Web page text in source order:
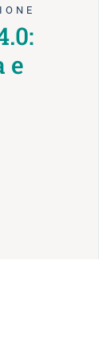
e